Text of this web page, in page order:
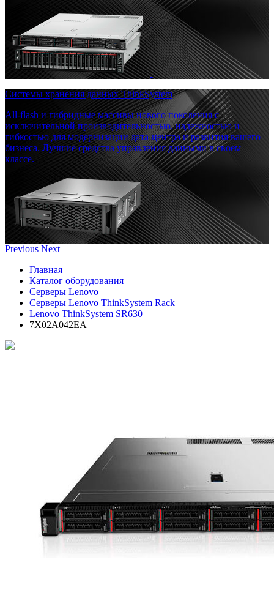
Системы хранения данных ThinkSystem
All-flash и гибридные массивы нового поколения с
исключительной производительностью, надежностью и
гибкостью для модернизации дата-центра и развития вашего
бизнеса. Лучшие средства управления данными в своем
классе.
Previous Next
Главная
Каталог оборудования
Серверы Lenovo
Серверы Lenovo ThinkSystem Rack
Lenovo ThinkSystem SR630
7X02A042EA